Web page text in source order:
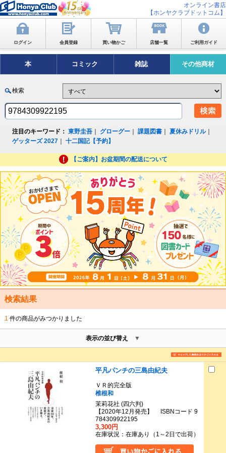
オンライン書店
【ホンヤクラブドットコム】
ログイン 会員登録 買い物かご 店舗一覧 ご利用ガイド
本 コミック 雑誌 その他商材
検索
注目のキーワード： 東野圭吾 グローグー ｜課題図書 ｜夏休みドリル｜
ゲッターズ 2027 ｜十二国記【予約】
【ご案内】お盆期間の配送について
検索結果
1 件の商品がみつかりました
表示の並び替え
平凡パンチの三島由紀夫
ＶＲ的完全版
椎根和
茉莉花社 (四六判)
【2020年12月発売】 ISBNコード 9
784309922195
3,300円
在庫状況：在庫あり（1～2日で出荷）